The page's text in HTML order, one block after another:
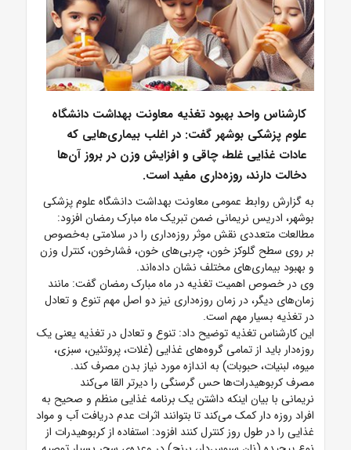
کارشناس واحد بهبود تغذیه معاونت بهداشت دانشگاه
علوم پزشکی بوشهر گفت: در اغلب بیماری‌هایی که
عادات غذایی غلط، چاقی و افزایش وزن در بروز آن‌ها
دخالت دارند، روزه‌داری مفید است.
به گزارش روابط عمومی معاونت بهداشت دانشگاه علوم پزشکی
بوشهر، ادریس نریمانی ضمن تبریک ماه مبارک رمضان افزود:
مطالعات متعددی نقش موثر روزه‌داری را در سلامتی به‌خصوص
بر روی سطح گلوکز خون، چربی‌های خون، فشارخون، کنترل وزن
و بهبود بیماری‌های مختلف نشان داده‌اند.
وی در خصوص اهمیت تغذیه در ماه مبارک رمضان گفت: مانند
زمان‌های دیگر، در زمان روزه‌داری نیز دو اصل مهم تنوع و تعادل
در تغذیه بسیار مهم است.
این کارشناس تغذیه توضیح داد: تنوع و تعادل در تغذیه یعنی یک
روزه‌دار باید از تمامی گروه‌های غذایی (غلات، پروتئین، سبزی،
میوه، لبنیات، حبوبات) به اندازه مورد نیاز بدن مصرف کند.
مصرف کربوهیدرات‌ها حس گرسنگی را دیرتر القا می‌کند
نریمانی با بیان اینکه داشتن یک برنامه غذایی منظم و صحیح به
افراد روزه دار کمک می‌کند تا بتوانند اثرات عدم دریافت آب و مواد
غذایی را در طول روز کنترل کنند افزود: استفاده از کربوهیدرات از